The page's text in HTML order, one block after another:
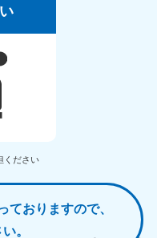
ください
ておりますので、
。